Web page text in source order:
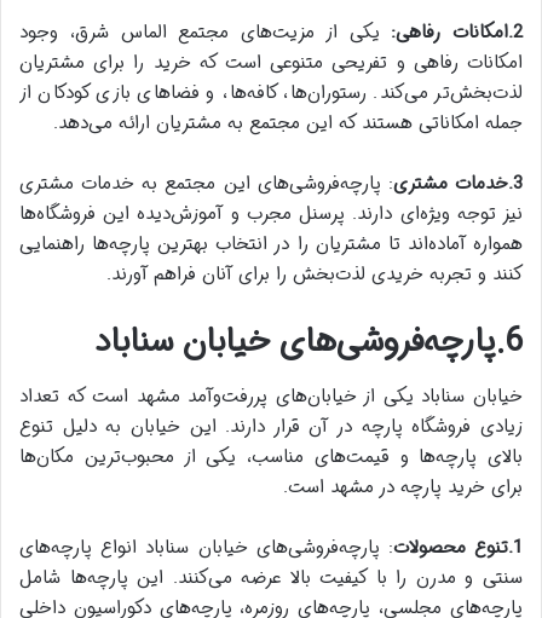
2.امکانات رفاهی:
یکی از مزیت‌های مجتمع الماس شرق، وجود
امکانات رفاهی و تفریحی متنوعی است که خرید را برای مشتریان
لذت‌بخش‌تر می‌کند. رستوران‌ها، کافه‌ها، و فضاهای بازی کودکان از
جمله امکاناتی هستند که این مجتمع به مشتریان ارائه می‌دهد.
3.خدمات مشتری
: پارچه‌فروشی‌های این مجتمع به خدمات مشتری
نیز توجه ویژه‌ای دارند. پرسنل مجرب و آموزش‌دیده این فروشگاه‌ها
همواره آماده‌اند تا مشتریان را در انتخاب بهترین پارچه‌ها راهنمایی
کنند و تجربه خریدی لذت‌بخش را برای آنان فراهم آورند.
6.پارچه‌فروشی‌های خیابان سناباد
خیابان سناباد یکی از خیابان‌های پررفت‌وآمد مشهد است که تعداد
زیادی فروشگاه پارچه در آن قرار دارند. این خیابان به دلیل تنوع
بالای پارچه‌ها و قیمت‌های مناسب، یکی از محبوب‌ترین مکان‌ها
برای خرید پارچه در مشهد است.
1.تنوع محصولات
: پارچه‌فروشی‌های خیابان سناباد انواع پارچه‌های
سنتی و مدرن را با کیفیت بالا عرضه می‌کنند. این پارچه‌ها شامل
پارچه‌های مجلسی، پارچه‌های روزمره، پارچه‌های دکوراسیون داخلی